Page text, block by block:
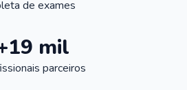
de exames
mil
parceiros